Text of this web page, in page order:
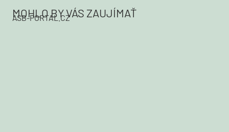
MOHLO BY VÁS ZAUJÍMAŤ
ASB-PORTAL.CZ